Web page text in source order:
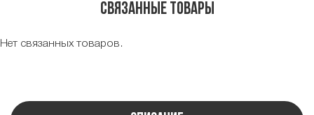
Связанные товары
Нет связанных товаров.